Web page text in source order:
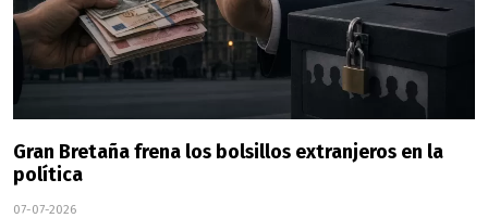
Gran Bretaña frena los bolsillos extranjeros en la
política
07-07-2026